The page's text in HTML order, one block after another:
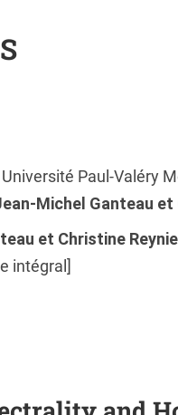
Université Paul-Valéry
Michel Ganteau et
et Christine
intégral]